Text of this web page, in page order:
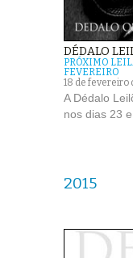
DÉDALO
PRÓXIMO
FEVEREIRO
18 de fevereiro
A Dédalo
nos dias 23
2015